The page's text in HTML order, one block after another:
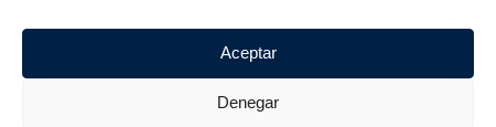
Aceptar
Denegar
Office Specialist (MOS) de PUE
Academy